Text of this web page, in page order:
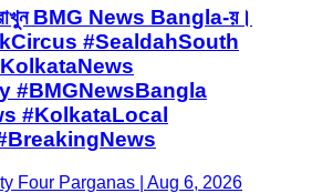
রাখুন BMG News Bangla-য়।
#SealdahSouth
#BMGNewsBangla
#KolkataLocal
Four Parganas | Aug 6, 2026